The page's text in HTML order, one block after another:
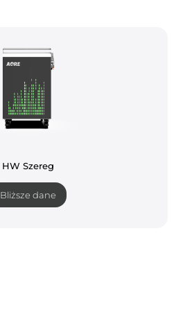
HW Szereg
Bliższe dane